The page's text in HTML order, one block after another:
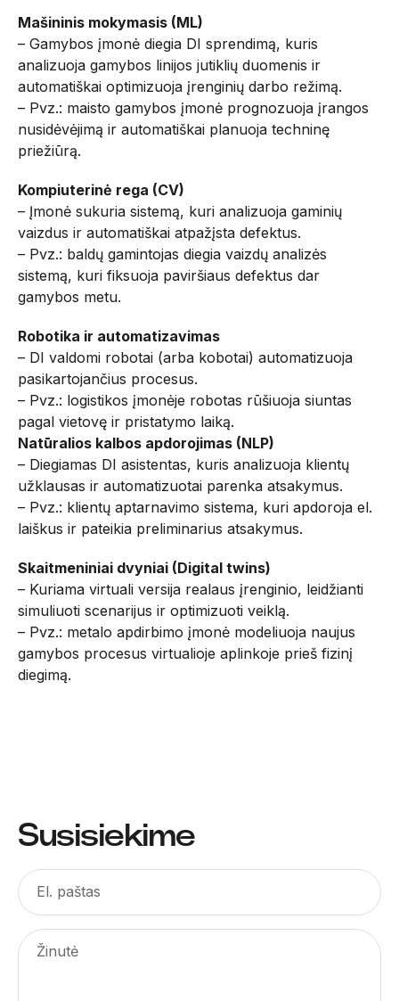
Mašininis mokymasis (ML)
– Gamybos įmonė diegia DI sprendimą, kuris
analizuoja gamybos linijos jutiklių duomenis ir
automatiškai optimizuoja įrenginių darbo režimą.
– Pvz.: maisto gamybos įmonė prognozuoja įrangos
nusidėvėjimą ir automatiškai planuoja techninę
priežiūrą.
Kompiuterinė rega (CV)
– Įmonė sukuria sistemą, kuri analizuoja gaminių
vaizdus ir automatiškai atpažįsta defektus.
– Pvz.: baldų gamintojas diegia vaizdų analizės
sistemą, kuri fiksuoja paviršiaus defektus dar
gamybos metu.
Robotika ir automatizavimas
– DI valdomi robotai (arba kobotai) automatizuoja
pasikartojančius procesus.
– Pvz.: logistikos įmonėje robotas rūšiuoja siuntas
pagal vietovę ir pristatymo laiką.
Natūralios kalbos apdorojimas (NLP)
– Diegiamas DI asistentas, kuris analizuoja klientų
užklausas ir automatizuotai parenka atsakymus.
– Pvz.: klientų aptarnavimo sistema, kuri apdoroja el.
laiškus ir pateikia preliminarius atsakymus.
Skaitmeniniai dvyniai (Digital twins)
– Kuriama virtuali versija realaus įrenginio, leidžianti
simuliuoti scenarijus ir optimizuoti veiklą.
– Pvz.: metalo apdirbimo įmonė modeliuoja naujus
gamybos procesus virtualioje aplinkoje prieš fizinį
diegimą.
Susisiekime
El. paštas
Žinutė